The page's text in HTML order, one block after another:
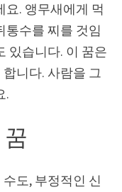
요. 앵무새에게 먹
통수를 찌를 것임
있습니다. 이 꿈은
니다. 사람을 그
.
도, 부정적인 신